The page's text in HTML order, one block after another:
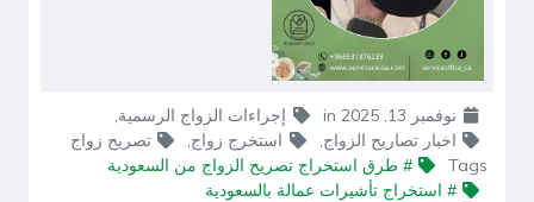
نوفمبر 13, 2025 in إجراءات الزواج الرسمية
اخبار تصاريح الزواج
استخرج زواج
تصريح زواج
Tags
# طرق استخراج تصريح الزواج من السعودية
# استخراج تأشيرات عمالة بالسعودية